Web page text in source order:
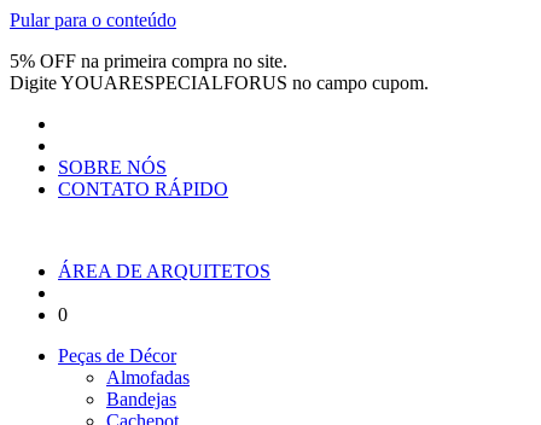
Pular para o conteúdo
5% OFF na primeira compra no site.
DigiteYOUARESPECIALFORUS no campo cupom.
SOBRE NÓS
CONTATO RÁPIDO
ÁREA DE ARQUITETOS
0
Peças de Décor
Almofadas
Bandejas
Cachepot